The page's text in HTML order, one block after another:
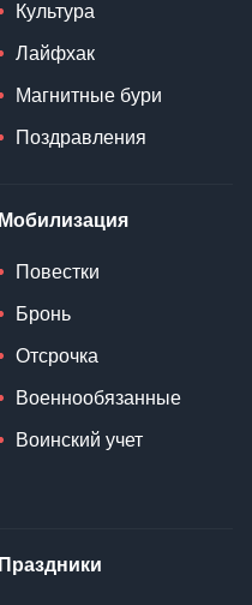
Культура
Лайфхак
Магнитные бури
Поздравления
Мобилизация
Повестки
Бронь
Отсрочка
Военнообязанные
Воинский учет
Праздники